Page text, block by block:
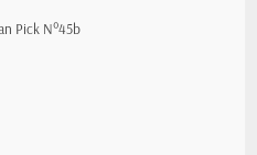
Pick N°45b